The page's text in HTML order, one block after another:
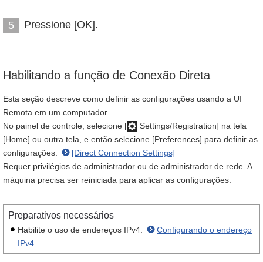
5 Pressione [OK].
Habilitando a função de Conexão Direta
Esta seção descreve como definir as configurações usando a UI
Remota em um computador.
No painel de controle, selecione [
Settings/Registration] na tela
[Home] ou outra tela, e então selecione [Preferences] para definir as
configurações.
[Direct Connection Settings]
Requer privilégios de administrador ou de administrador de rede. A
máquina precisa ser reiniciada para aplicar as configurações.
Preparativos necessários
Habilite o uso de endereços IPv4.
Configurando o endereço
IPv4